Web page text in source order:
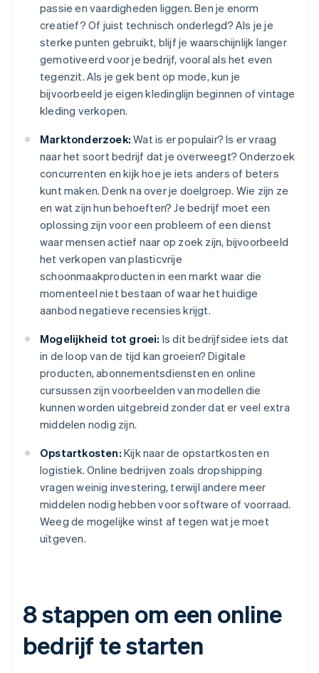
passie en vaardigheden liggen. Ben je enorm
creatief? Of juist technisch onderlegd? Als je je
sterke punten gebruikt, blijf je waarschijnlijk langer
gemotiveerd voor je bedrijf, vooral als het even
tegenzit. Als je gek bent op mode, kun je
bijvoorbeeld je eigen kledinglijn beginnen of vintage
kleding verkopen.
Marktonderzoek: Wat is er populair? Is er vraag
naar het soort bedrijf dat je overweegt? Onderzoek
concurrenten en kijk hoe je iets anders of beters
kunt maken. Denk na over je doelgroep. Wie zijn ze
en wat zijn hun behoeften? Je bedrijf moet een
oplossing zijn voor een probleem of een dienst
waar mensen actief naar op zoek zijn, bijvoorbeeld
het verkopen van plasticvrije
schoonmaakproducten in een markt waar die
momenteel niet bestaan of waar het huidige
aanbod negatieve recensies krijgt.
Mogelijkheid tot groei: Is dit bedrijfsidee iets dat
in de loop van de tijd kan groeien? Digitale
producten, abonnementsdiensten en online
cursussen zijn voorbeelden van modellen die
kunnen worden uitgebreid zonder dat er veel extra
middelen nodig zijn.
Opstartkosten: Kijk naar de opstartkosten en
logistiek. Online bedrijven zoals dropshipping
vragen weinig investering, terwijl andere meer
middelen nodig hebben voor software of voorraad.
Weeg de mogelijke winst af tegen wat je moet
uitgeven.
8 stappen om een online
bedrijf te starten